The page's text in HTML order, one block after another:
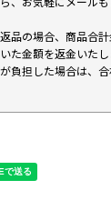
、お気軽にメール
品の場合、商品合
た金額を返金いた
負担した場合は、